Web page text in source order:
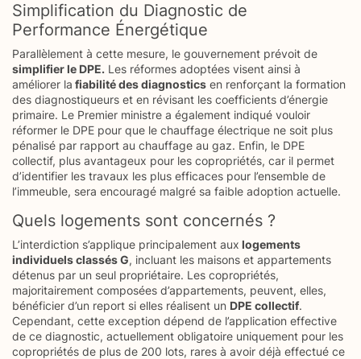
Simplification du Diagnostic de
Performance Énergétique
Parallèlement à cette mesure, le gouvernement prévoit de
simplifier le DPE. Les réformes adoptées visent ainsi à
améliorer la fiabilité des diagnostics en renforçant la formation
des diagnostiqueurs et en révisant les coefficients d’énergie
primaire. Le Premier ministre a également indiqué vouloir
réformer le DPE pour que le chauffage électrique ne soit plus
pénalisé par rapport au chauffage au gaz. Enfin, le DPE
collectif, plus avantageux pour les copropriétés, car il permet
d’identifier les travaux les plus efficaces pour l’ensemble de
l’immeuble, sera encouragé malgré sa faible adoption actuelle.
Quels logements sont concernés ?
L’interdiction s’applique principalement aux logements
individuels classés G, incluant les maisons et appartements
détenus par un seul propriétaire. Les copropriétés,
majoritairement composées d’appartements, peuvent, elles,
bénéficier d’un report si elles réalisent un DPE collectif.
Cependant, cette exception dépend de l’application effective
de ce diagnostic, actuellement obligatoire uniquement pour les
copropriétés de plus de 200 lots, rares à avoir déjà effectué ce